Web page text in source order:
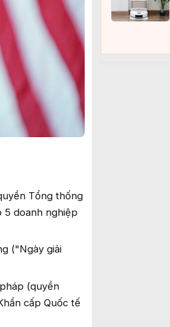
Tổng thống
5 doanh nghiệp
("Ngày giải
(quyền
cấp Quốc tế